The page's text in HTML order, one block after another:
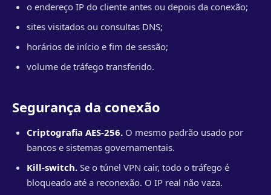
o endereço IP do cliente antes ou depois da conexão;
sites visitados ou consultas DNS;
horários de início e fim de sessão;
volume de tráfego transferido.
Segurança da conexão
Criptografia AES-256. O mesmo padrão usado por
bancos e sistemas governamentais.
Kill-switch. Se o túnel VPN cair, todo o tráfego é
bloqueado até a reconexão. O IP real não vaza.